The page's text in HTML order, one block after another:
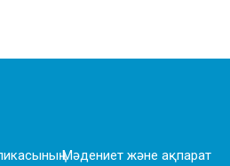
Мәдениет және ақпарат